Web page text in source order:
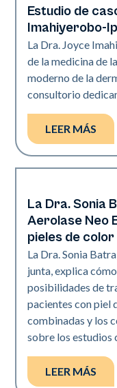
Dermatología |
Estudio de
Imahiyerobo-Ip
La Dra. Joyce
de la medicina de
moderno de la
consultorio
LEER MÁS
Dermatología |
La Dra. Sonia
Aerolase Neo
pieles de color
La Dra. Sonia
junta, explica
posibilidades de
pacientes con piel
combinadas y los
sobre los estudios
LEER MÁS